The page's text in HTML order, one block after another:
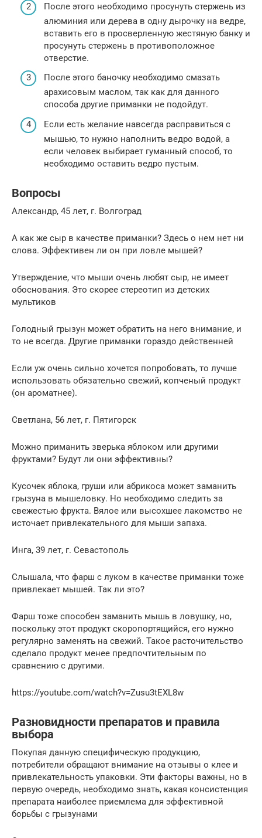
После этого необходимо просунуть стержень из
алюминия или дерева в одну дырочку на ведре,
вставить его в просверленную жестяную банку и
просунуть стержень в противоположное
отверстие.
После этого баночку необходимо смазать
арахисовым маслом, так как для данного
способа другие приманки не подойдут.
Если есть желание навсегда расправиться с
мышью, то нужно наполнить ведро водой, а
если человек выбирает гуманный способ, то
необходимо оставить ведро пустым.
Вопросы
Александр, 45 лет, г. Волгоград
А как же сыр в качестве приманки? Здесь о нем нет ни
слова. Эффективен ли он при ловле мышей?
Утверждение, что мыши очень любят сыр, не имеет
обоснования. Это скорее стереотип из детских
мультиков
Голодный грызун может обратить на него внимание, и
то не всегда. Другие приманки гораздо действенней
Если уж очень сильно хочется попробовать, то лучше
использовать обязательно свежий, копченый продукт
(он ароматнее).
Светлана, 56 лет, г. Пятигорск
Можно приманить зверька яблоком или другими
фруктами? Будут ли они эффективны?
Кусочек яблока, груши или абрикоса может заманить
грызуна в мышеловку. Но необходимо следить за
свежестью фрукта. Вялое или высохшее лакомство не
источает привлекательного для мыши запаха.
Инга, 39 лет, г. Севастополь
Слышала, что фарш с луком в качестве приманки тоже
привлекает мышей. Так ли это?
Фарш тоже способен заманить мышь в ловушку, но,
поскольку этот продукт скоропортящийся, его нужно
регулярно заменять на свежий. Такое расточительство
сделало продукт менее предпочтительным по
сравнению с другими.
https://youtube.com/watch?v=Zusu3tEXL8w
Разновидности препаратов и правила
выбора
Покупая данную специфическую продукцию,
потребители обращают внимание на отзывы о клее и
привлекательность упаковки. Эти факторы важны, но в
первую очередь, необходимо знать, какая консистенция
препарата наиболее приемлема для эффективной
борьбы с грызунами